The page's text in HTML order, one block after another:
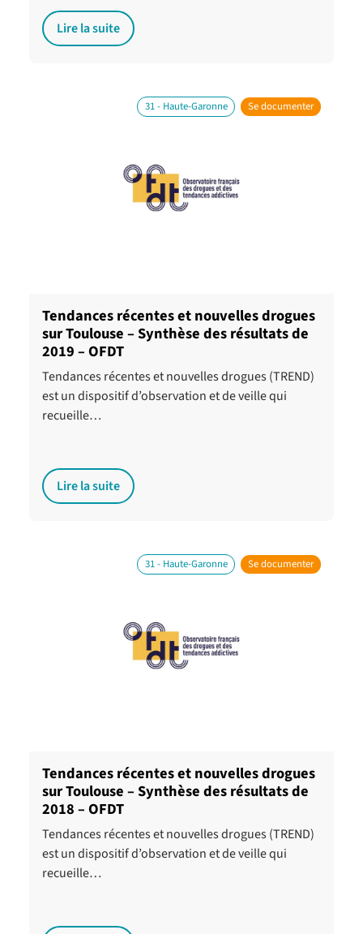
Lire la suite
31 - Haute-Garonne Se documenter
Tendances récentes et nouvelles drogues
sur Toulouse – Synthèse des résultats de
2019 – OFDT
Tendances récentes et nouvelles drogues (TREND)
est un dispositif d’observation et de veille qui
recueille…
Lire la suite
31 - Haute-Garonne Se documenter
Tendances récentes et nouvelles drogues
sur Toulouse – Synthèse des résultats de
2018 – OFDT
Tendances récentes et nouvelles drogues (TREND)
est un dispositif d’observation et de veille qui
recueille…